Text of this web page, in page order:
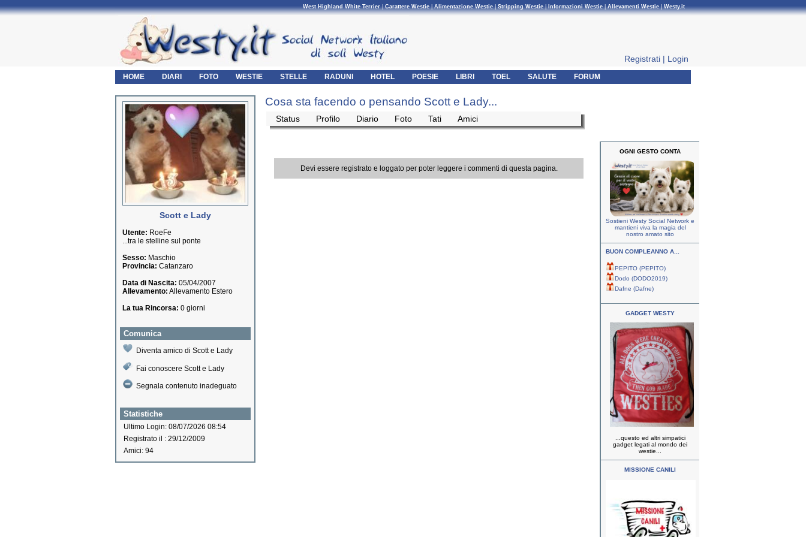
West Highland White Terrier|Carattere Westie|Alimentazione Westie|Stripping Westie| Informazioni Westie|Allevamenti Westie|Westy.it
Registrati | Login
HOME DIARI FOTO WESTIE STELLE RADUNI HOTEL POESIE LIBRI TOEL SALUTE FORUM
Scott e Lady
Utente: RoeFe
...tra le stelline sul ponte
Sesso: Maschio
Provincia: Catanzaro
Data di Nascita: 05/04/2007
Allevamento: Allevamento Estero
La tua Rincorsa: 0 giorni
Comunica
Diventa amico di Scott e Lady
Fai conoscere Scott e Lady
Segnala contenuto inadeguato
Statistiche
Ultimo Login: 08/07/2026 08:54
Registrato il : 29/12/2009
Amici: 94
Cosa sta facendo o pensando Scott e Lady...
Status Profilo Diario Foto Tati Amici
Devi essere registrato e loggato per poter leggere i commenti di questa pagina.
OGNI GESTO CONTA
Sostieni Westy Social Network e
mantieni viva la magia del
nostro amato sito
BUON COMPLEANNO A...
PEPITO (PEPITO)
Dodo (DODO2019)
Dafne (Dafne)
GADGET WESTY
...questo ed altri simpatici
gadget legati al mondo dei
westie...
MISSIONE CANILI